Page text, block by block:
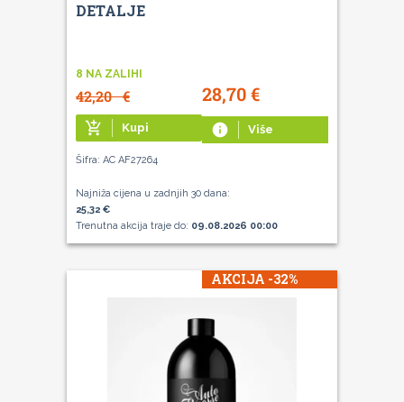
DETALJE
8 NA ZALIHI
42,20€ 28,70€
add_shopping_cart Kupi info Više
Šifra: AC AF27264
Najniža cijena u zadnjih 30 dana:
25,32 €
Trenutna akcija traje do: 09.08.2026 00:00
AKCIJA -32%